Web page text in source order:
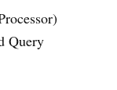
Query